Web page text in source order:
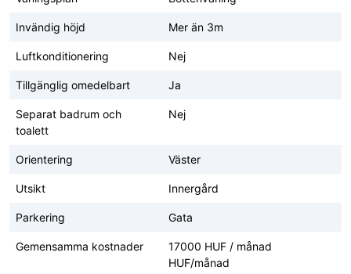
Invändig höjd Mer än 3m
Luftkonditionering Nej
Tillgänglig omedelbart Ja
Separat badrum och
toalett
Nej
Orientering Väster
Utsikt Innergård
Parkering Gata
Gemensamma kostnader
17000 HUF / månad
HUF/månad